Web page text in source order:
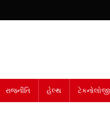
રાજનીતિ હેલ્થ ટેકનોલોજી